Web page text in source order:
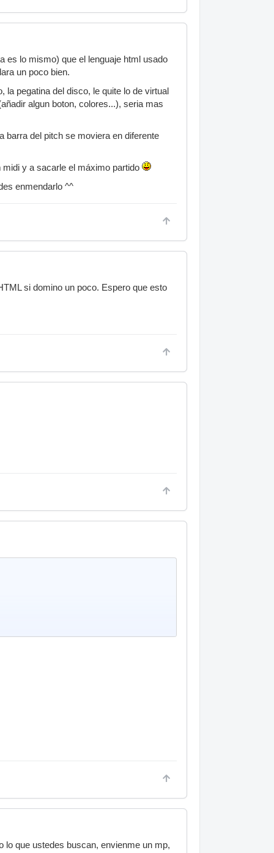
es lo mismo) que el lenguaje html usado
un poco bien.
la pegatina del disco, le quite lo de virtual
algun boton, colores...), seria mas
barra del pitch se moviera en diferente
y a sacarle el máximo partido
enmendarlo ^^
si domino un poco. Espero que esto
lo que ustedes buscan, envienme un mp,